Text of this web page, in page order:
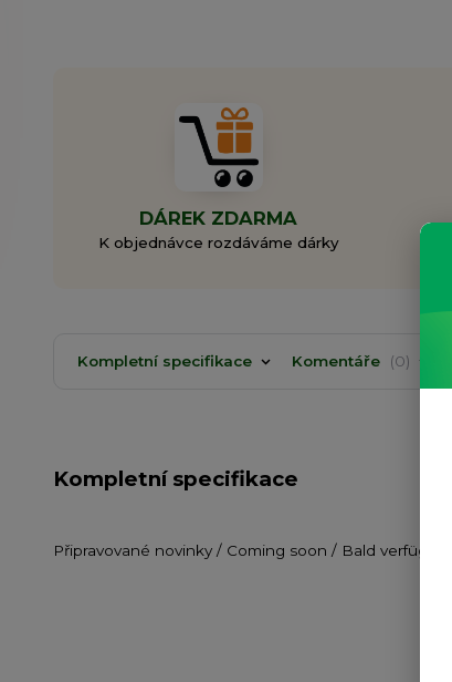
DÁREK ZDARMA
K objednávce rozdáváme dárky
Kompletní specifikace Komentáře 0
Kompletní specifikace
Připravované novinky / Coming soon / Bald verfügbar